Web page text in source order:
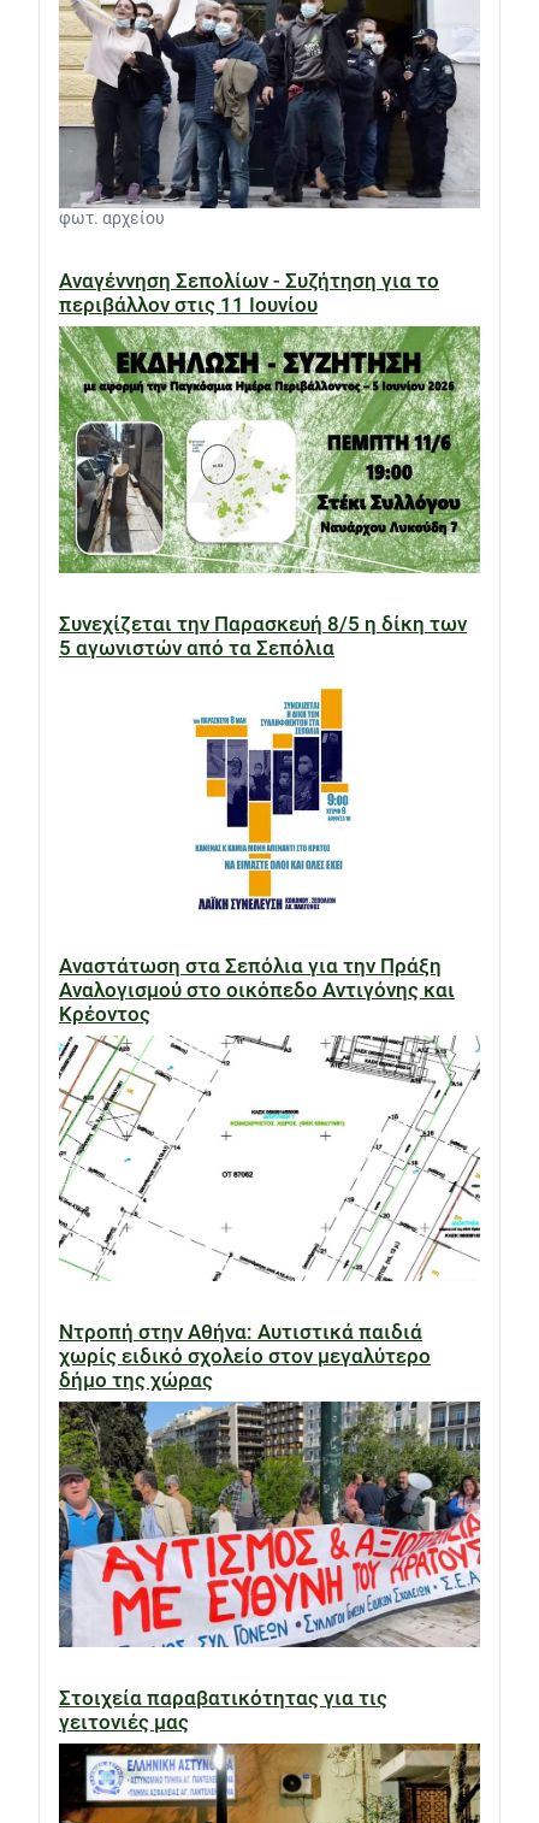
φωτ. αρχείου
Αναγέννηση Σεπολίων - Συζήτηση για το
περιβάλλον στις 11 Ιουνίου
Συνεχίζεται την Παρασκευή 8/5 η δίκη των
5 αγωνιστών από τα Σεπόλια
Αναστάτωση στα Σεπόλια για την Πράξη
Αναλογισμού στο οικόπεδο Αντιγόνης και
Κρέοντος
Ντροπή στην Αθήνα: Αυτιστικά παιδιά
χωρίς ειδικό σχολείο στον μεγαλύτερο
δήμο της χώρας
Στοιχεία παραβατικότητας για τις
γειτονιές μας